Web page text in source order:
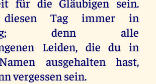
diesen Tag immer in
denn alle
Leiden, die du in
ausgehalten hast,
vergessen sein.